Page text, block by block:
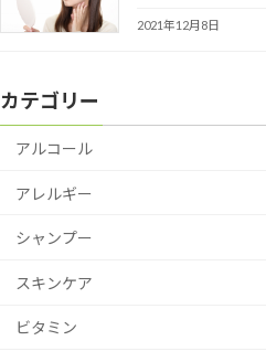
2021年12月8日
カテゴリー
アルコール
アレルギー
シャンプー
スキンケア
ビタミン